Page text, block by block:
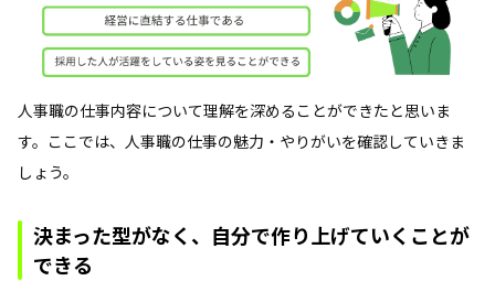
人事職の仕事内容について理解を深めることができたと思いま
す。ここでは、人事職の仕事の魅力・やりがいを確認していきま
しょう。
決まった型がなく、自分で作り上げていくことが
できる